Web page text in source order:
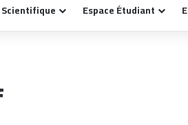
Espace Étudiant